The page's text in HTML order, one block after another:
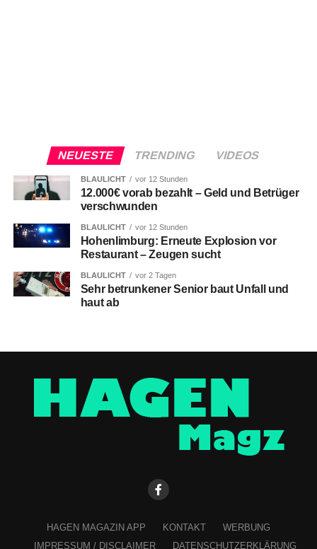
NEUESTE TRENDING VIDEOS
BLAULICHT vor 12 Stunden
12.000€ vorab bezahlt – Geld und Betrüger
verschwunden
BLAULICHT vor 12 Stunden
Hohenlimburg: Erneute Explosion vor
Restaurant – Zeugen sucht
BLAULICHT vor 2 Tagen
Sehr betrunkener Senior baut Unfall und
haut ab
HAGEN MAGAZIN APP KONTAKT
WERBUNG
IMPRESSUM / DISCLAIMER
DATENSCHUTZERKLÄRUNG